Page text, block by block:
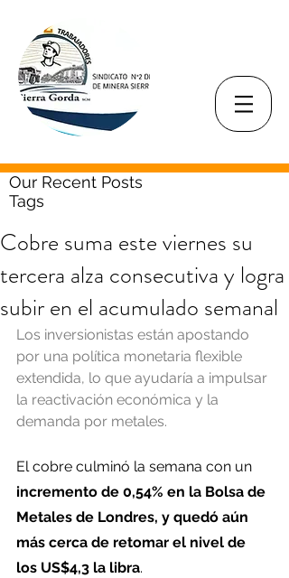
Our Recent Posts
Tags
Cobre suma este viernes su
tercera alza consecutiva y logra
subir en el acumulado semanal
Los inversionistas están apostando
por una política monetaria flexible
extendida, lo que ayudaría a impulsar
la reactivación económica y la
demanda por metales.
El cobre culminó la semana con un
incremento de 0,54% en la Bolsa de
Metales de Londres, y quedó aún
más cerca de retomar el nivel de
los US$4,3 la libra.